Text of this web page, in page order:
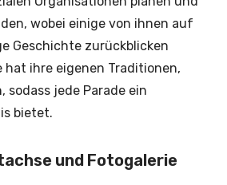
wobei einige von ihnen auf
Geschichte zurückblicken
hat ihre eigenen Traditionen,
sodass jede Parade ein
bietet.
und Fotogalerie